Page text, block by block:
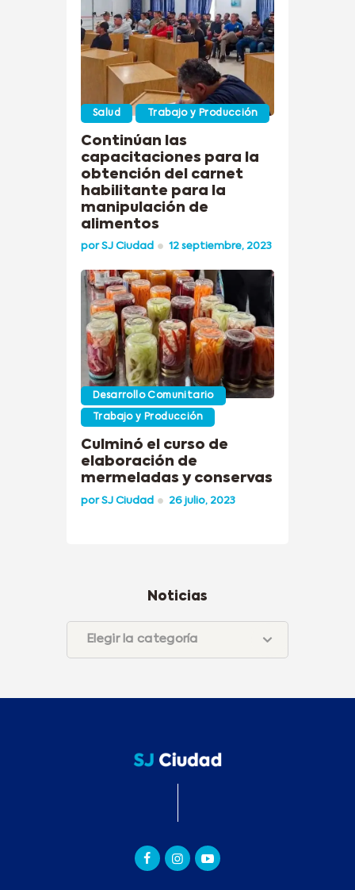
Salud Trabajo y Producción
Continúan las
capacitaciones para la
obtención del carnet
habilitante para la
manipulación de
alimentos
porSJ Ciudad 12 septiembre, 2023
Desarrollo Comunitario
Trabajo y Producción
Culminó el curso de
elaboración de
mermeladas y conservas
porSJ Ciudad 26 julio, 2023
Noticias